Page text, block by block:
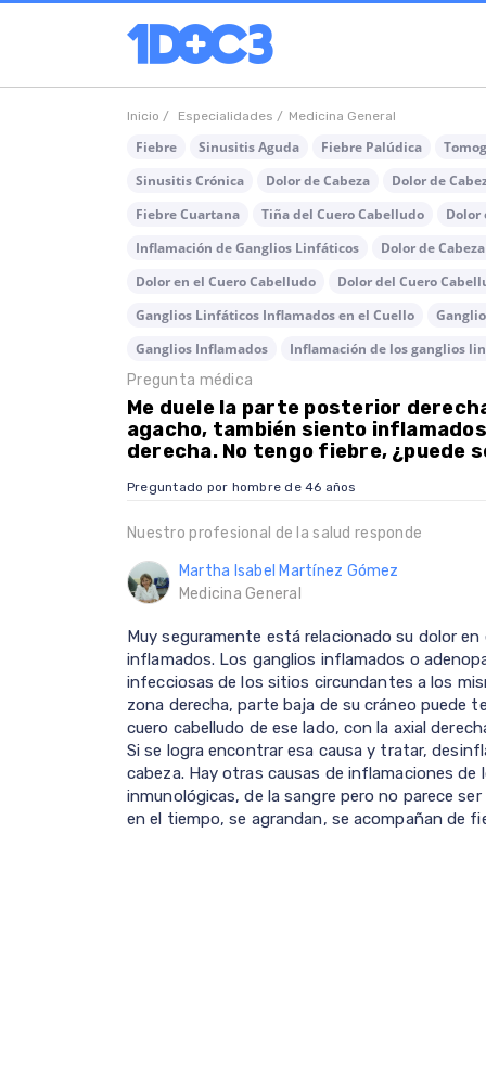
Inicio / Especialidades / Medicina General
Fiebre Sinusitis Aguda Fiebre Palúdica
Sinusitis Crónica
Dolor de Cabeza Dolor de
Fiebre Cuartana
Tiña del Cuero Cabelludo
Dolor
Inflamación de Ganglios Linfáticos
Dolor de
Dolor en el Cuero Cabelludo
Dolor del Cuero
Ganglios Linfáticos Inflamados en el Cuello
Ganglios Inflamados
Inflamación de los ganglios
Pregunta médica
Me duele la parte posterior
agacho, también siento
derecha. No tengo fiebre, ¿puede
Preguntado por hombre de 46 años
Nuestro profesional de la salud responde
Martha Isabel Martínez Gómez
Medicina General
Muy seguramente está relacionado su dolor
inflamados. Los ganglios inflamados o
infecciosas de los sitios circundantes a los
zona derecha, parte baja de su cráneo puede
cuero cabelludo de ese lado, con la axial
Si se logra encontrar esa causa y tratar,
cabeza. Hay otras causas de inflamaciones
inmunológicas, de la sangre pero no parece
en el tiempo, se agrandan, se acompañan de